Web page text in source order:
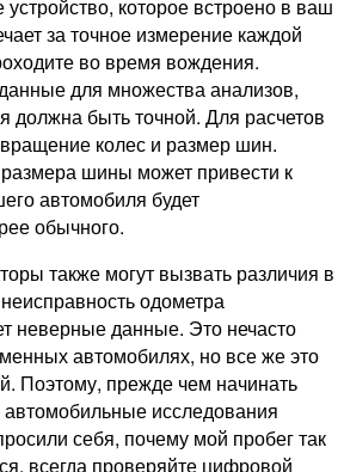
которое встроено в ваш
за точное измерение каждой
во время вождения.
для множества анализов,
должна быть точной. Для расчетов
колес и размер шин.
шины может привести к
автомобиля будет
обычного.
также могут вызвать различия в
одометра
неверные данные. Это нечасто
автомобилях, но все же это
Поэтому, прежде чем начинать
автомобильные исследования
себя, почему мой пробег так
всегда проверяйте цифровой